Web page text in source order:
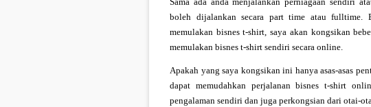
boleh dijalankan secara part time atau fulltime.
memulakan bisnes t-shirt, saya akan kongsikan
memulakan bisnes t-shirt sendiri secara online.
Apakah yang saya kongsikan ini hanya asas-asas
dapat memudahkan perjalanan bisnes t-shirt
pengalaman sendiri dan juga perkongsian dari otai-